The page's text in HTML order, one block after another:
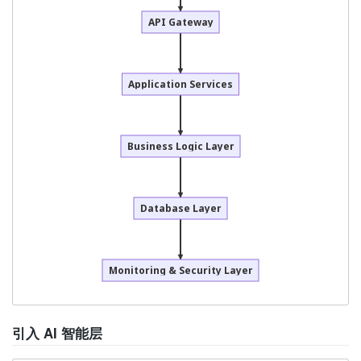
API Gateway
Application Services
Business Logic Layer
Database Layer
Monitoring & Security Layer
引入 AI 智能层